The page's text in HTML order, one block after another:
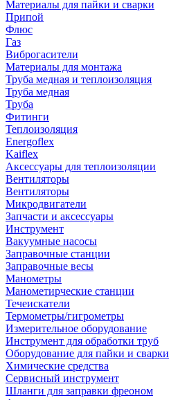
Материалы для пайки и сварки
Припой
Флюс
Газ
Виброгасители
Материалы для монтажа
Труба медная и теплоизоляция
Труба медная
Труба
Фитинги
Теплоизоляция
Energoflex
Kaiflex
Аксессуары для теплоизоляции
Вентиляторы
Вентиляторы
Микродвигатели
Запчасти и аксессуары
Инструмент
Вакуумные насосы
Заправочные станции
Заправочные весы
Манометры
Манометирческие станции
Течеискатели
Термометры/гигрометры
Измерительное оборудование
Инструмент для обработки труб
Оборудование для пайки и сварки
Химические средства
Сервисный инструмент
Шланги для заправки фреоном